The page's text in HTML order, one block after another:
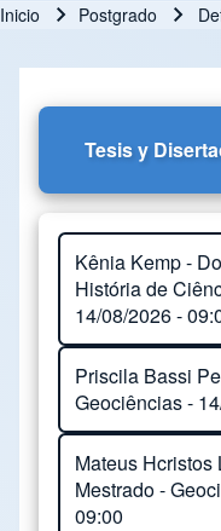
Inicio Postgrado
Tesis y
Kênia Kemp -
História de
14/08/2026 -
Close or Open tab
Orientação:
Local:Sala
Título do
De Ciências
Priscila Bassi
Geociências -
Close or Open tab
Orientação:
Coorientação:
Mateus Hcristos
Mestrado -
09:00
Close or Open tab